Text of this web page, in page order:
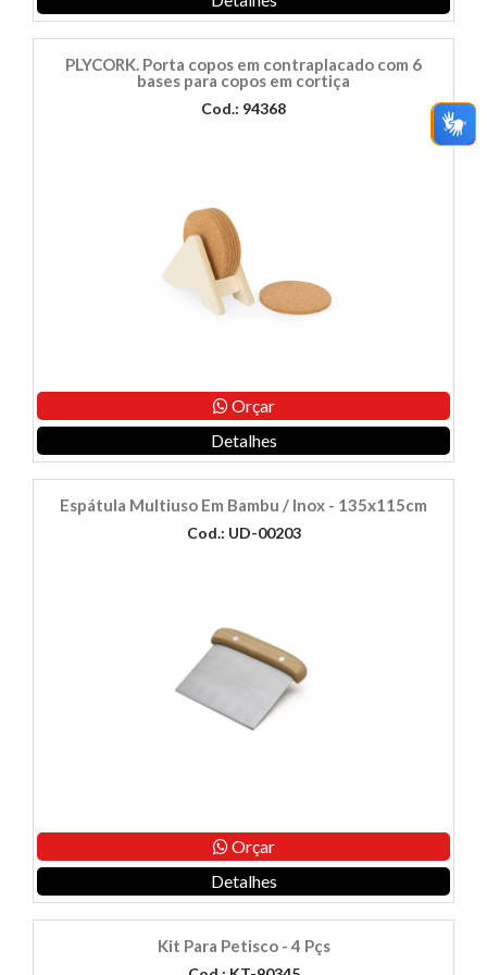
PLYCORK. Porta copos em contraplacado com 6
bases para copos em cortiça
Cod.: 94368
Orçar
Detalhes
Espátula Multiuso Em Bambu / Inox - 135x115cm
Cod.: UD-00203
Orçar
Detalhes
Kit Para Petisco - 4 Pçs